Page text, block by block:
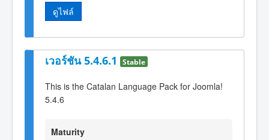
ดูไฟล์
เวอร์ชัน 5.4.6.1 Stable
This is the Catalan Language Pack for Joomla!
5.4.6
Maturity